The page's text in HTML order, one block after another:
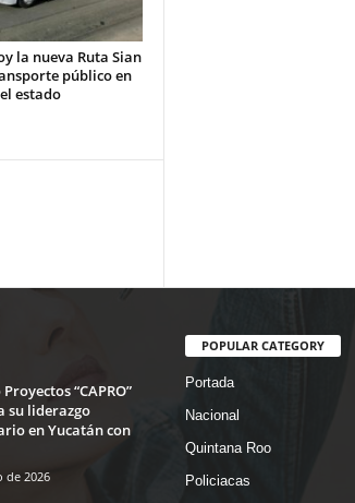
la nueva Ruta Sian
público en
estado
“CAPRO”
su liderazgo
en Yucatán con
de 2026
POPULAR CATEGORY
Portada
Nacional
Quintana Roo
Policiacas